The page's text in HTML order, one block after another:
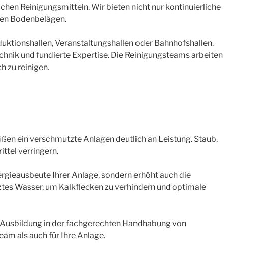
Reinigungsmitteln. Wir bieten nicht nur kontinuierliche
Bodenbelägen.
Veranstaltungshallen oder Bahnhofshallen.
und fundierte Expertise. Die Reinigungsteams arbeiten
zu reinigen.
ein verschmutzte Anlagen deutlich an Leistung. Staub,
verringern.
Ihrer Anlage, sondern erhöht auch die
Wasser, um Kalkflecken zu verhindern und optimale
in der fachgerechten Handhabung von
als auch für Ihre Anlage.